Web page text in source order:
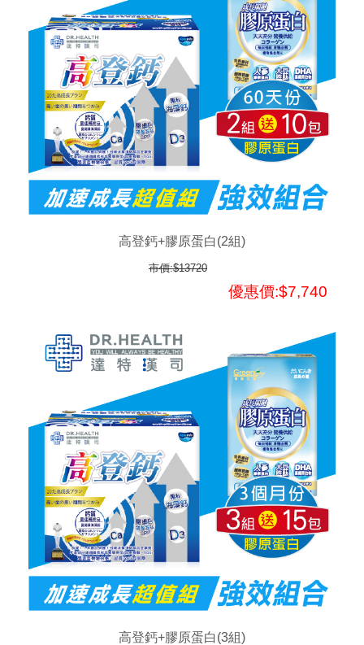
高登鈣+膠原蛋白(2組)
市價:$13720
優惠價:$7,740
高登鈣+膠原蛋白(3組)